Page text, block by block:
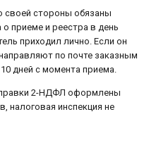
своей стороны обязаны
приеме и реестра в день
приходил лично. Если он
по почте заказным
дней с момента приема.
2-НДФЛ оформлены
налоговая инспекция не